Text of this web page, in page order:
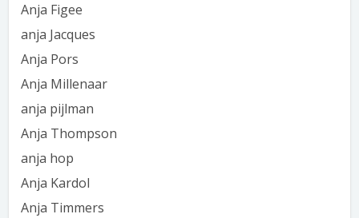
Anja Figee
anja Jacques
Anja Pors
Anja Millenaar
anja pijlman
Anja Thompson
anja hop
Anja Kardol
Anja Timmers